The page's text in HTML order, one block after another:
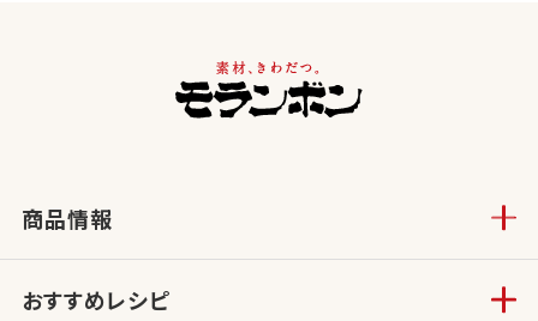
商品情報
おすすめレシピ